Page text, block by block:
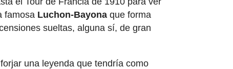
famosa Luchon-Bayona que forma
sueltas, alguna sí, de gran
una leyenda que tendría como